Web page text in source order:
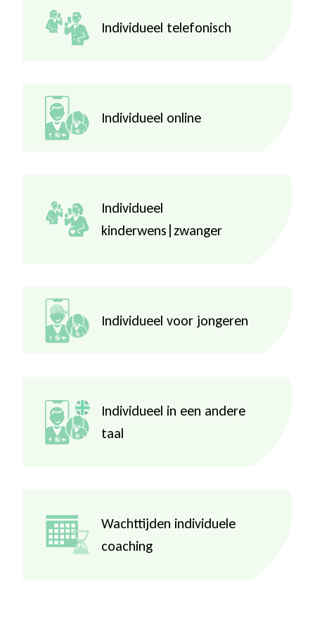
Individueel telefonisch
Individueel online
Individueel
kinderwens|zwanger
Individueel voor jongeren
Individueel in een andere
taal
Wachttijden individuele
coaching